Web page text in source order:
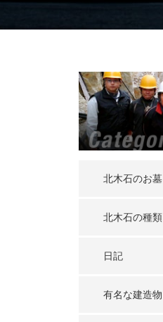
北木石のお墓
北木石の種類
日記
有名な建造物